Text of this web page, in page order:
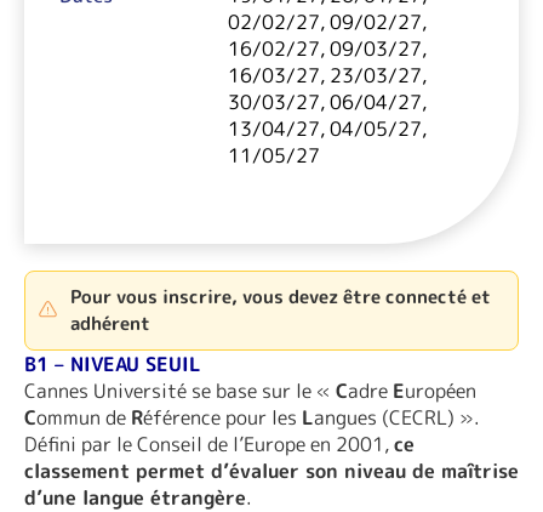
02/02/27, 09/02/27,
16/02/27, 09/03/27,
16/03/27, 23/03/27,
30/03/27, 06/04/27,
13/04/27, 04/05/27,
11/05/27
Pour vous inscrire, vous devez être connecté et
adhérent
B1 – NIVEAU SEUIL
Cannes Université se base sur le « Cadre Européen
Commun de Référence pour les Langues (CECRL) ».
Défini par le Conseil de l’Europe en 2001,ce
classement permet d’évaluer son niveau de maîtrise
d’une langue étrangère.